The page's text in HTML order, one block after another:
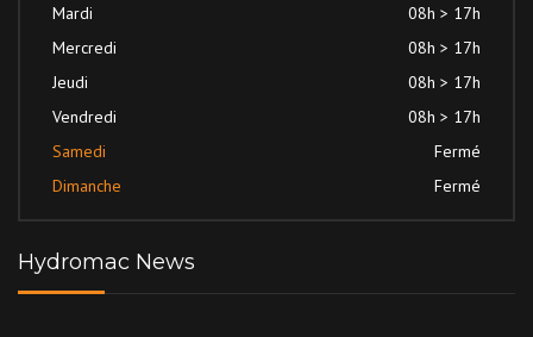
Mardi
08h > 17h
Mercredi
08h > 17h
Jeudi
08h > 17h
Vendredi
08h > 17h
Samedi
Fermé
Dimanche
Fermé
Hydromac News